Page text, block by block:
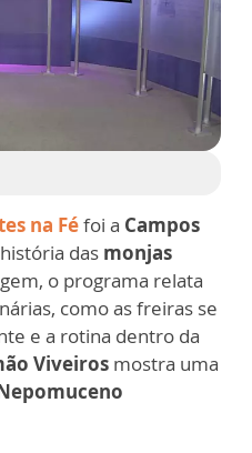
na Féfoi a Campos
das monjas
o programa relata
como as freiras se
e a rotina dentro da
Viveiros mostra uma